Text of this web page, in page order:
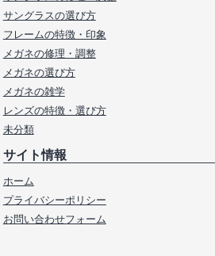
サングラスの選び方
フレームの特徴・印象
メガネの修理・調整
メガネの選び方
メガネの雑学
レンズの特徴・選び方
未分類
サイト情報
ホーム
プライバシーポリシー
お問い合わせフォーム